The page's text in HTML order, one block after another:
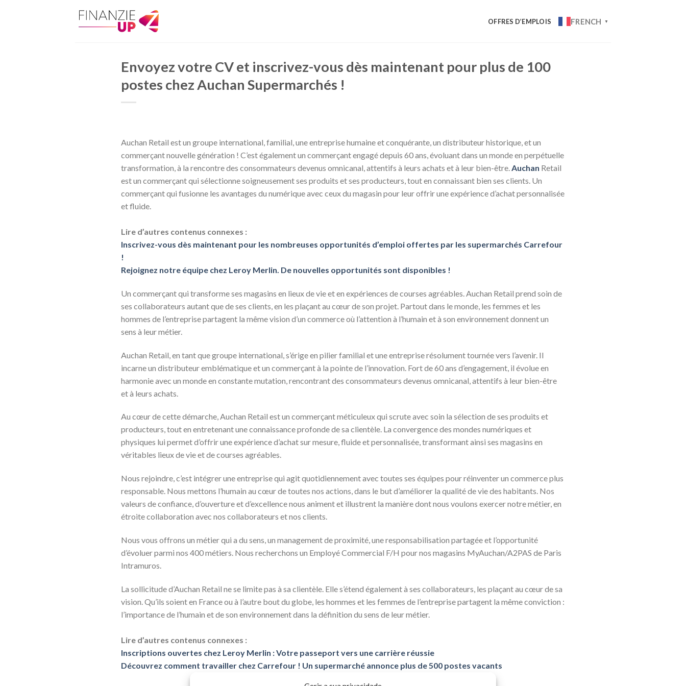
OFFRES D’EMPLOIS FRENCH ▼
Envoyez votre CV et inscrivez-vous dès maintenant pour plus de 100
postes chez Auchan Supermarchés !
Auchan Retail est un groupe international, familial, une entreprise humaine et conquérante, un distributeur historique, et un
commerçant nouvelle génération ! C’est également un commerçant engagé depuis 60 ans, évoluant dans un monde en perpétuelle
transformation, à la rencontre des consommateurs devenus omnicanal, attentifs à leurs achats et à leur bien-être.Auchan Retail
est un commerçant qui sélectionne soigneusement ses produits et ses producteurs, tout en connaissant bien ses clients. Un
commerçant qui fusionne les avantages du numérique avec ceux du magasin pour leur offrir une expérience d’achat personnalisée
et fluide.
Lire d’autres contenus connexes :
Inscrivez-vous dès maintenant pour les nombreuses opportunités d’emploi offertes par les supermarchés Carrefour
!
Rejoignez notre équipe chez Leroy Merlin. De nouvelles opportunités sont disponibles !
Un commerçant qui transforme ses magasins en lieux de vie et en expériences de courses agréables. Auchan Retail prend soin de
ses collaborateurs autant que de ses clients, en les plaçant au cœur de son projet. Partout dans le monde, les femmes et les
hommes de l’entreprise partagent la même vision d’un commerce où l’attention à l’humain et à son environnement donnent un
sens à leur métier.
Auchan Retail, en tant que groupe international, s’érige en pilier familial et une entreprise résolument tournée vers l’avenir. Il
incarne un distributeur emblématique et un commerçant à la pointe de l’innovation. Fort de 60 ans d’engagement, il évolue en
harmonie avec un monde en constante mutation, rencontrant des consommateurs devenus omnicanal, attentifs à leur bien-être
et à leurs achats.
Au cœur de cette démarche, Auchan Retail est un commerçant méticuleux qui scrute avec soin la sélection de ses produits et
producteurs, tout en entretenant une connaissance profonde de sa clientèle. La convergence des mondes numériques et
physiques lui permet d’offrir une expérience d’achat sur mesure, fluide et personnalisée, transformant ainsi ses magasins en
véritables lieux de vie et de courses agréables.
Nous rejoindre, c’est intégrer une entreprise qui agit quotidiennement avec toutes ses équipes pour réinventer un commerce plus
responsable. Nous mettons l’humain au cœur de toutes nos actions, dans le but d’améliorer la qualité de vie des habitants. Nos
valeurs de confiance, d’ouverture et d’excellence nous animent et illustrent la manière dont nous voulons exercer notre métier, en
étroite collaboration avec nos collaborateurs et nos clients.
Nous vous offrons un métier qui a du sens, un management de proximité, une responsabilisation partagée et l’opportunité
d’évoluer parmi nos 400 métiers. Nous recherchons un Employé Commercial F/H pour nos magasins MyAuchan/A2PAS de Paris
Intramuros.
La sollicitude d’Auchan Retail ne se limite pas à sa clientèle. Elle s’étend également à ses collaborateurs, les plaçant au cœur de sa
vision. Qu’ils soient en France ou à l’autre bout du globe, les hommes et les femmes de l’entreprise partagent la même conviction :
l’importance de l’humain et de son environnement dans la définition du sens de leur métier.
Lire d’autres contenus connexes :
Inscriptions ouvertes chez Leroy Merlin : Votre passeport vers une carrière réussie
Découvrez comment travailler chez Carrefour ! Un supermarché annonce plus de 500 postes vacants